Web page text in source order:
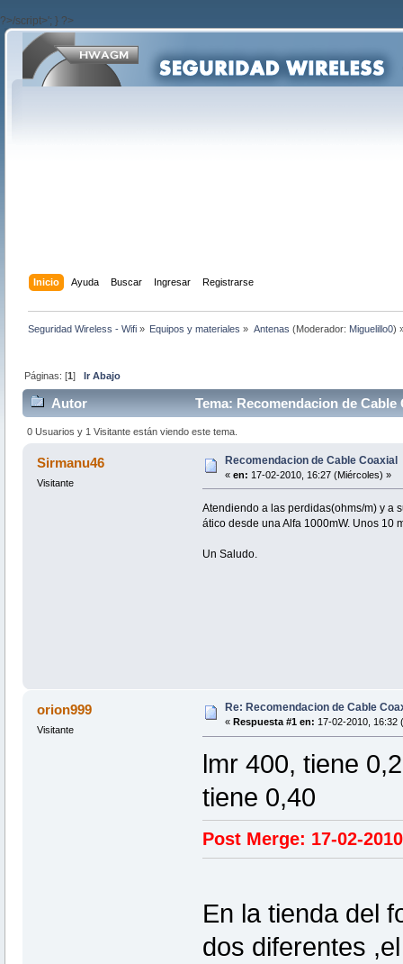
?>/script>'; } ?>
Inicio Ayuda Buscar Ingresar Registrarse
Seguridad Wireless - Wifi » Equipos y materiales » Antenas (Moderador: Miguelillo0)
Páginas: [1]Ir Abajo
Autor Tema: Recomendacion de
0 Usuarios y 1 Visitante están viendo este tema.
Sirmanu46
Visitante
Recomendacion de Cable Coaxial
« en: 17-02-2010, 16:27 (Miércoles) »
Atendiendo a las perdidas(ohms/m) y a
ático desde una Alfa 1000mW. Unos 10
Un Saludo.
orion999
Visitante
Re: Recomendacion de Cable
« Respuesta #1 en: 17-02-2010, 16:32
lmr 400, tiene
tiene 0,40
Post Merge: 17-02-
En la tienda del
dos diferentes